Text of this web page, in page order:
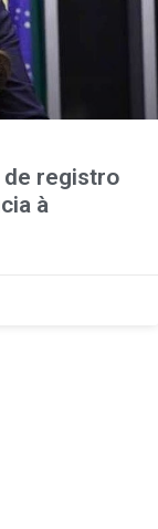
registro
à